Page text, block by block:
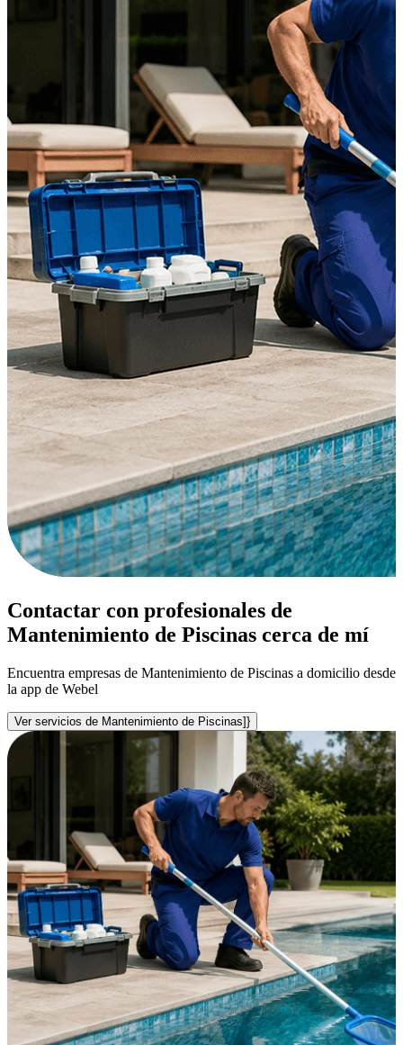
Contactar con profesionales de
Mantenimiento de Piscinas cerca de mí
Encuentra empresas de Mantenimiento de Piscinas a domicilio desde
la app de Webel
Ver servicios de Mantenimiento de Piscinas]}